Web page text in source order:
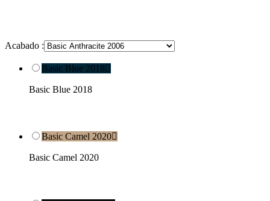
Acabado :
Basic Blue 2018
Basic Blue 2018
Basic Camel 2020
Basic Camel 2020